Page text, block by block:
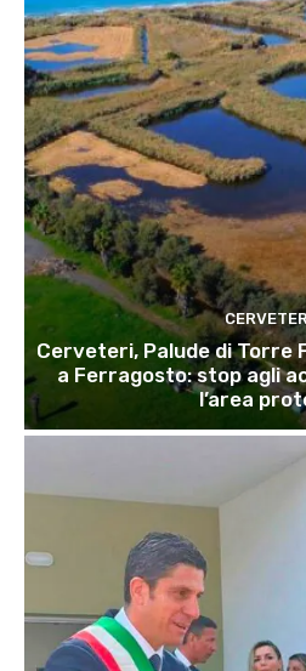
Cerveteri, Palude di Torre
a Ferragosto: stop agli
l’area